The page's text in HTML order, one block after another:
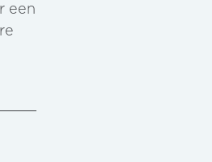
een